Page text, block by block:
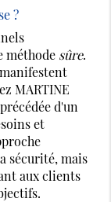
?
méthode sûre.
MARTINE
d'un
et
sécurité, mais
aux clients